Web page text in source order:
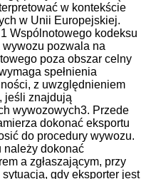
w kontekście
w Unii Europejskiej.
Wspólnotowego kodeksu
pozwala na
poza obszar celny
spełnienia
z uwzględnieniem
jeśli znajdują
wywozowych3. Przede
dokonać eksportu
do procedury wywozu.
należy dokonać
a zgłaszającym, przy
gdy eksporter jest